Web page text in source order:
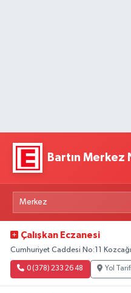
Bartın
Çalışkan Eczanesi
Cumhuriyet Caddesi No:11
0 (378) 233 26 48 Yol